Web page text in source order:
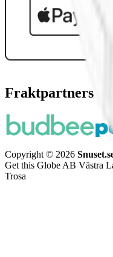
Fraktpartners
Copyright © 2026
Get this Globe AB Västra
Trosa